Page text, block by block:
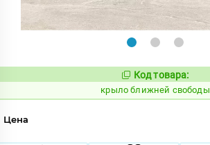
Код товара:
крыло ближней свободы
Цена